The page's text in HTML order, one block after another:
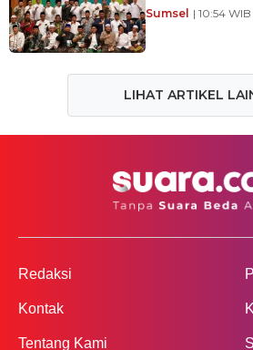
Sumsel | 10:54 WIB
LIHAT ARTIKEL
Redaksi
Kontak
Tentang Kami